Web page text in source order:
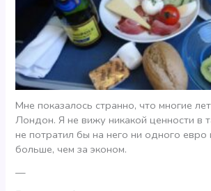
Мне показалось странно, что многие
Лондон. Я не вижу никакой ценности в
не потратил бы на него ни одного
больше, чем за эконом.
—